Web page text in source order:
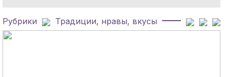
Рубрики Традиции, нравы, вкусы